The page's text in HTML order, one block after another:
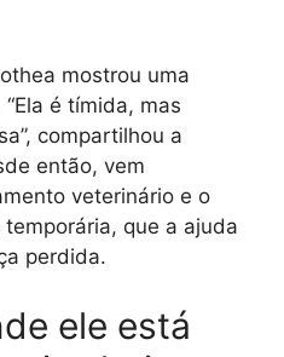
mostrou uma
é tímida, mas
compartilhou a
então, vem
veterinário e o
que a ajuda
perdida.
ele está